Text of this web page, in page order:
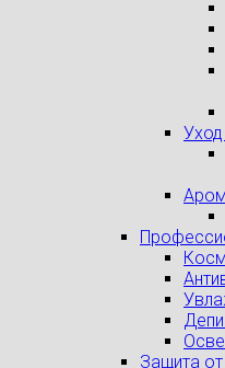
Защита